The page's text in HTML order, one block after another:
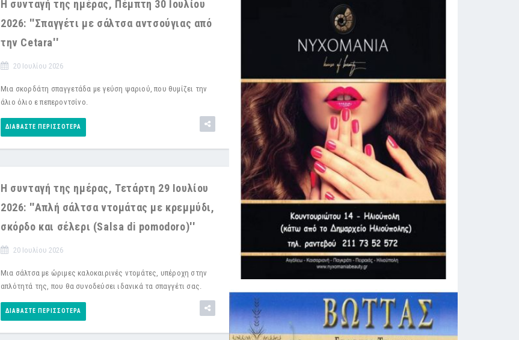
Η συνταγή της ημέρας, Πέμπτη 30 Ιουλίου
2026: ''Σπαγγέτι με σάλτσα αντσούγιας από
την Cetara''
20 Ιουλίου 2026
Μια σκορδάτη σπαγγετάδα με γεύση ψαριού, που θυμίζει την
άλιο όλιο ε πεπεροντσίνο.
ΔΙΑΒΆΣΤΕ ΠΕΡΙΣΣΌΤΕΡΑ
Η συνταγή της ημέρας, Τετάρτη 29 Ιουλίου
2026: ''Απλή σάλτσα ντομάτας με κρεμμύδι,
σκόρδο και σέλερι (Salsa di pomodoro)''
20 Ιουλίου 2026
Μια σάλτσα με ώριμες καλοκαιρινές ντομάτες, υπέροχη στην
απλότητά της, που θα συνοδεύσει ιδανικά τα σπαγγέτι σας.
ΔΙΑΒΆΣΤΕ ΠΕΡΙΣΣΌΤΕΡΑ